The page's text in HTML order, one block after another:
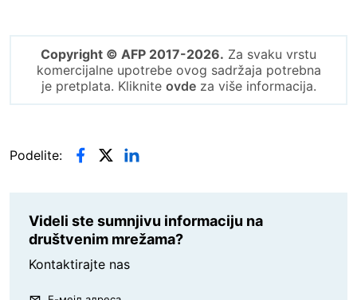
Copyright © AFP 2017-2026. Za svaku vrstu
komercijalne upotrebe ovog sadržaja potrebna
je pretplata. Kliknite ovdeza više informacija.
Podelite:
Videli ste sumnjivu informaciju na
društvenim mrežama?
Kontaktirajte nas